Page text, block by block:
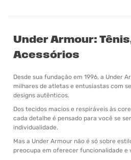
Under Armour:
Acessórios
Desde sua fundação em 1996, a Under
milhares de atletas e entusiastas com
designs autênticos.
Dos tecidos macios e respiráveis às
cada detalhe é pensado para você se
individualidade.
Mas a Under Armour não é só sobre
preocupa em oferecer funcionalidade e